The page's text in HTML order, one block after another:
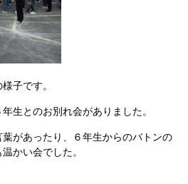
子です。
生とのお別れ会がありました。
があったり、６年生からのバトンの
かい会でした。